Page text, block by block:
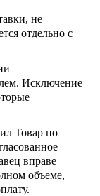
не
отдельно с
Исключение
Товар по
вправе
объеме,